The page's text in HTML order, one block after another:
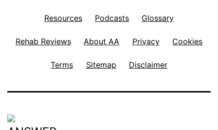
Resources Podcasts Glossary
Rehab Reviews About AA Privacy Cookies
Terms Sitemap Disclaimer